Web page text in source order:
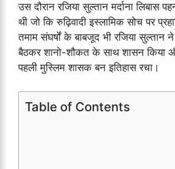
उस दौरान रजिया सुल्तान मर्दाना लिबास
थी जो कि रुढ़िवादी इस्लामिक सोच पर
तमाम संघर्षों के बाबजूद भी रजिया सुल्तान
बैठकर शानो-शौकत के साथ शासन किया
पहली मुस्लिम शासक बन इतिहास रचा।
Table of Contents